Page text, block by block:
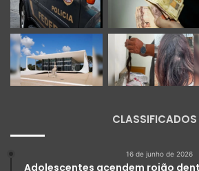
CLASSIFICADOS
16 de junho de 2026
Adolescentes acendem rojão